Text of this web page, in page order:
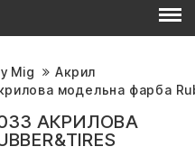
Mig
Акрил
модельна фарба
033 АКРИЛОВА